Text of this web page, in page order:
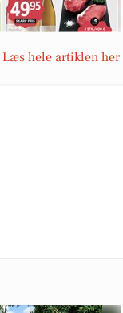
Læs hele artiklen her